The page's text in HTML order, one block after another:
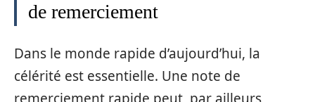
de remerciement
Dans le monde rapide d’aujourd’hui, la
célérité est essentielle. Une note de
remerciement rapide peut, par ailleurs,